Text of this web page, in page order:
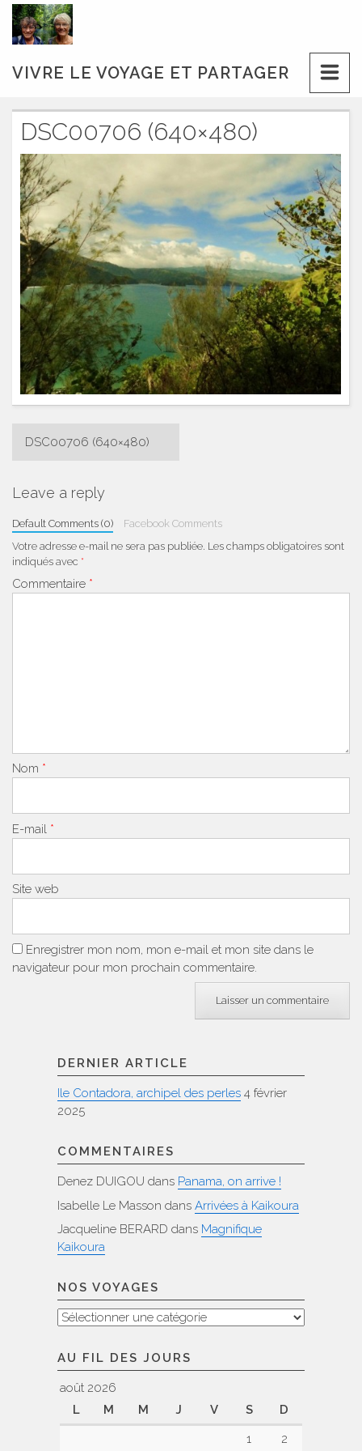
Skip
content
VIVRE LE VOYAGE ET PARTAGER
DSC00706 (640×480)
Navigation
l’article
DSC00706 (640×480)
Leave a reply
Default Comments (0)
Facebook Comments
Votre adresse e-mail ne sera pas publiée. Les champs obligatoires sont
indiqués avec *
Commentaire *
Nom *
E-mail *
Site web
Enregistrer mon nom, mon e-mail et mon site dans le
navigateur pour mon prochain commentaire.
DERNIER ARTICLE
Ile Contadora, archipel des perles 4 février
2025
COMMENTAIRES
Denez DUIGOU dans Panama, on arrive !
Isabelle Le Masson dans Arrivées à Kaikoura
Jacqueline BERARD dans Magnifique
Kaikoura
NOS VOYAGES
Nos
AU FIL DES JOURS
août 2026
L
M M J V S
D
1
2